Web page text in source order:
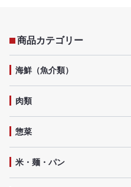
商品カテゴリー
海鮮（魚介類）
肉類
惣菜
米・麺・パン